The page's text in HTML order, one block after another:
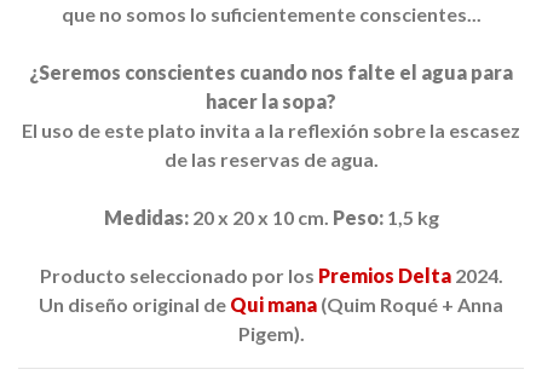
que no somos lo suficientemente conscientes...
¿Seremos conscientes cuando nos falte el agua para
hacer la sopa?
El uso de este plato invita a la reflexión sobre la escasez
de las reservas de agua.
Medidas:20 x 20 x 10 cm. Peso:1,5 kg
Producto seleccionado por los Premios Delta2024.
Un diseño original de Qui mana (Quim Roqué + Anna
Pigem).